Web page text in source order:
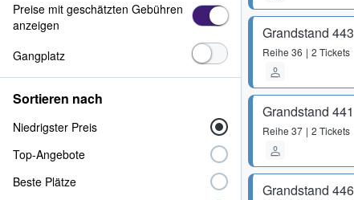
Grandstand 443
Reihe 36 2 Tickets
Grandstand 441
Reihe 37 2 Tickets
Grandstand 446
Preise mit geschätzten Gebühren
anzeigen
Gangplatz
Sortieren nach
Niedrigster Preis
Top-Angebote
Beste Plätze